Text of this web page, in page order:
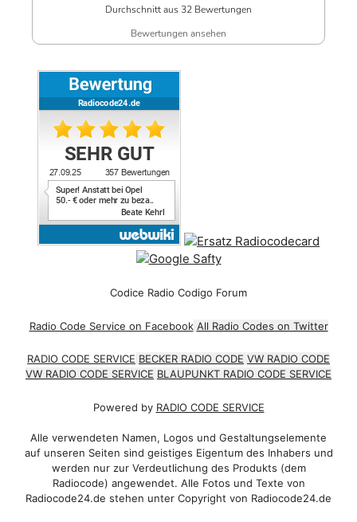
Durchschnitt aus 32 Bewertungen
Bewertungen ansehen
Codice Radio Codigo Forum
Radio Code Service on Facebook All Radio Codes on Twitter
RADIO CODE SERVICE BECKER RADIO CODE VW RADIO CODE
VW RADIO CODE SERVICE BLAUPUNKT RADIO CODE SERVICE
Powered by RADIO CODE SERVICE
Alle verwendeten Namen, Logos und Gestaltungselemente
auf unseren Seiten sind geistiges Eigentum des Inhabers und
werden nur zur Verdeutlichung des Produkts (dem
Radiocode) angewendet. Alle Fotos und Texte von
Radiocode24.de stehen unter Copyright von Radiocode24.de